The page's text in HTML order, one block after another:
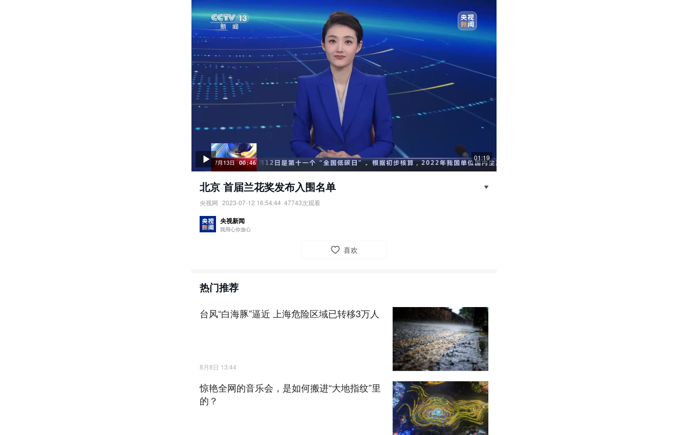
01:19
北京 首届兰花奖发布入围名单
央视网 2023-07-12 16:54:44 47743次观看
责任编辑：央视网
央视新闻
我用心你放心
喜欢
热门推荐
台风“白海豚”逼近 上海危险区域已转移3万人
8月8日 13:44
惊艳全网的音乐会，是如何搬进“大地指纹”里
的？